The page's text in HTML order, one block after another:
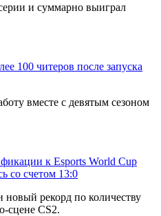
и суммарно выиграл
100 читеров после запуска
вместе с девятым сезоном
к Esports World Cup
со счетом 13:0
новый рекорд по количеству
сцене CS2.